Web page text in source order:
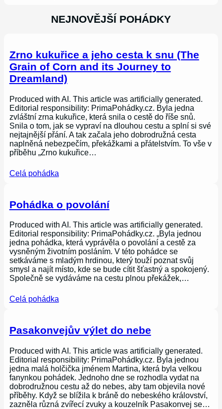
NEJNOVĚJŠÍ POHÁDKY
Zrno kukuřice a jeho cesta k snu (The
Grain of Corn and its Journey to
Dreamland)
Produced with AI. This article was artificially generated.
Editorial responsibility: PrimaPohádky.cz. Byla jedna
zvláštní zrna kukuřice, která snila o cestě do říše snů.
Snila o tom, jak se vypraví na dlouhou cestu a splní si své
nejtajnější přání. A tak začala jeho dobrodružná cesta
naplněná nebezpečím, překážkami a přátelstvím. To vše v
příběhu „Zrno kukuřice…
Celá pohádka
Pohádka o povolání
Produced with AI. This article was artificially generated.
Editorial responsibility: PrimaPohádky.cz. „Byla jednou
jedna pohádka, která vyprávěla o povolání a cestě za
vysněným životním posláním. V této pohádce se
setkáváme s mladým hrdinou, který touží poznat svůj
smysl a najít místo, kde se bude cítit šťastný a spokojený.
Společně se vydáváme na cestu plnou překážek,…
Celá pohádka
Pasakonvejův výlet do nebe
Produced with AI. This article was artificially generated.
Editorial responsibility: PrimaPohádky.cz. Byla jednou
jedna malá holčička jménem Martina, která byla velkou
fanynkou pohádek. Jednoho dne se rozhodla vydat na
dobrodružnou cestu až do nebes, aby tam objevila nové
příběhy. Když se blížila k bráně do nebeského království,
zazněla různá zvířecí zvuky a kouzelník Pasakonvej se…